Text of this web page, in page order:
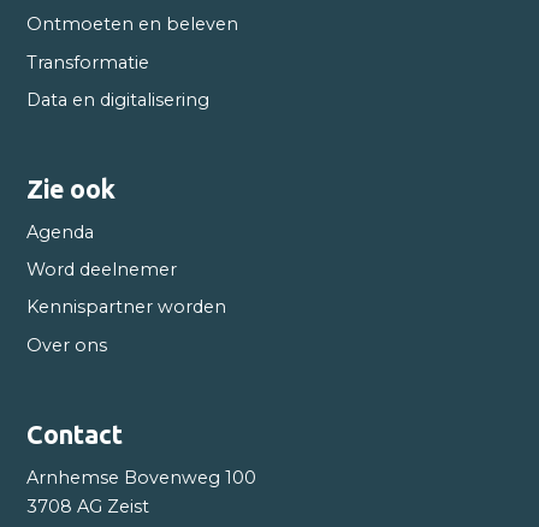
Ontmoeten en beleven
Transformatie
Data en digitalisering
Zie ook
Agenda
Word deelnemer
Kennispartner worden
Over ons
Contact
Arnhemse Bovenweg 100
3708 AG Zeist